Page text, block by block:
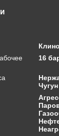
16
Чугун